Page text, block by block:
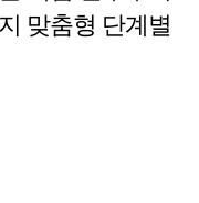
맞춤형 단계별